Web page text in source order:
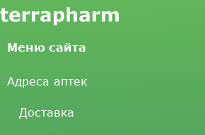
Меню сайта
Адреса аптек
Доставка